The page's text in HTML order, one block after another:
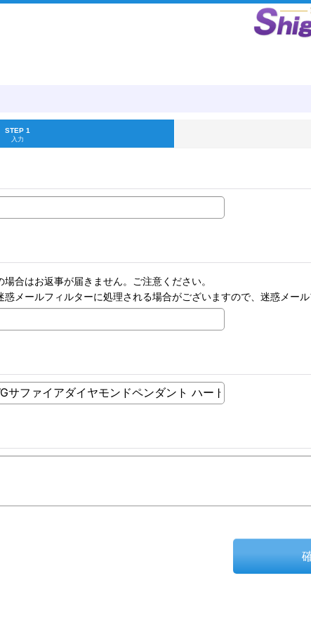
STEP 1
入力
合はお返事が届きません。ご注意ください。
惑メールフィルターに処理される場合がございますので、迷惑メール